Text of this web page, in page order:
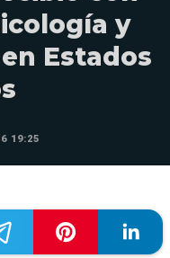
y
Estados
19:25